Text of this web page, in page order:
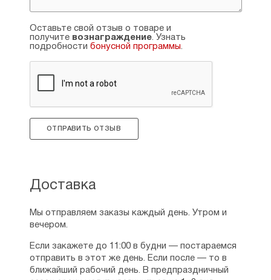
Оставьте свой отзыв о товаре и
получите вознаграждение. Узнать
подробности бонусной программы.
ОТПРАВИТЬ ОТЗЫВ
Доставка
Мы отправляем заказы каждый день. Утром и
вечером.
Если закажете до 11:00 в будни — постараемся
отправить в этот же день. Если после — то в
ближайший рабочий день. В предпраздничный